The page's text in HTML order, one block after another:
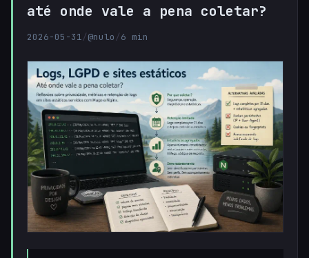
até onde vale a pena coletar?
2026-05-31/@nulo /6 min